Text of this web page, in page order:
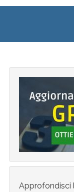
Approfondisci